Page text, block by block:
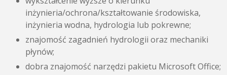
inżynieria/ochrona/kształtowanie środowiska,
inżynieria wodna, hydrologia lub pokrewne;
znajomość zagadnień hydrologii oraz mechaniki
płynów;
dobra znajomość narzędzi pakietu Microsoft Office;